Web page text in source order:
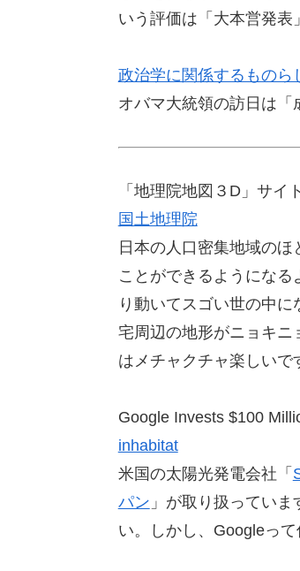
いう評価は「大本営発表
政治学に関係するものら
オバマ大統領の訪日は「
「地理院地図３D」サ
国土地理院
日本の人口密集地域の
ことができるようになる
り動いてスゴい世の中
宅周辺の地形がニョキニ
はメチャクチャ楽しいで
Google Invests $100
inhabitat
米国の太陽光発電会社「
パン 」が取り扱ってい
い。しかし、Googleって